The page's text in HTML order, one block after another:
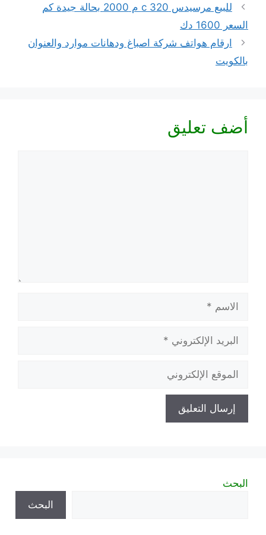
للبيع مرسيدس c 320 م 2000 بحالة جيدة كم
السعر 1600 دك
ارقام هواتف شركة اصباغ ودهانات موارد والعنوان
بالكويت
أضف تعليق
الإلكتروني
الإلكتروني
البحث
البحث